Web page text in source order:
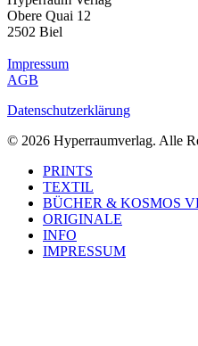
Obere Quai 12
2502 Biel
Impressum
AGB
Datenschutzerklärung
© 2026 Hyperraumverlag. Alle
Close
Menu
PRINTS
TEXTIL
BÜCHER & KOSMOS
ORIGINALE
INFO
IMPRESSUM